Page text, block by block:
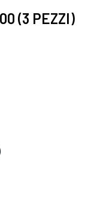
(3 PEZZI)